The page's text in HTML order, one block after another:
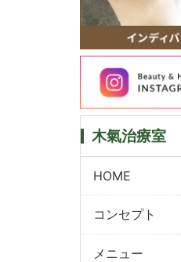
木氣治療室
HOME
コンセプト
メニュー